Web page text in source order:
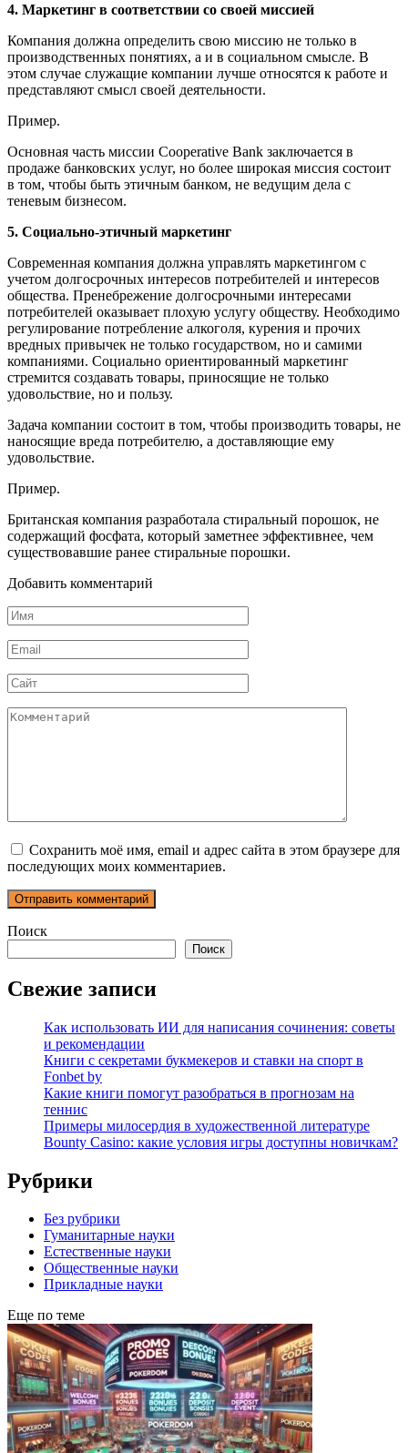
4. Маркетинг в соответствии со своей миссией
Компания должна определить свою миссию не только в
производственных понятиях, а и в социальном смысле. В
этом случае служащие компании лучше относятся к работе и
представляют смысл своей деятельности.
Пример.
Основная часть миссии Cooperative Bank заключается в
продаже банковских услуг, но более широкая миссия состоит
в том, чтобы быть этичным банком, не ведущим дела с
теневым бизнесом.
5. Социально-этичный маркетинг
Современная компания должна управлять маркетингом с
учетом долгосрочных интересов потребителей и интересов
общества. Пренебрежение долгосрочными интересами
потребителей оказывает плохую услугу обществу. Необходимо
регулирование потребление алкоголя, курения и прочих
вредных привычек не только государством, но и самими
компаниями. Социально ориентированный маркетинг
стремится создавать товары, приносящие не только
удовольствие, но и пользу.
Задача компании состоит в том, чтобы производить товары, не
наносящие вреда потребителю, а доставляющие ему
удовольствие.
Пример.
Британская компания разработала стиральный порошок, не
содержащий фосфата, который заметнее эффективнее, чем
существовавшие ранее стиральные порошки.
Добавить комментарий
Имя
*
Email
*
Сайт
Комментарий
Сохранить моё имя, email и адрес сайта в этом браузере для
последующих моих комментариев.
Поиск
Поиск
Свежие записи
Как использовать ИИ для написания сочинения: советы
и рекомендации
Книги с секретами букмекеров и ставки на спорт в
Fonbet by
Какие книги помогут разобраться в прогнозам на
теннис
Примеры милосердия в художественной литературе
Bounty Casino: какие условия игры доступны новичкам?
Рубрики
Без рубрики
Гуманитарные науки
Естественные науки
Общественные науки
Прикладные науки
Еще по теме